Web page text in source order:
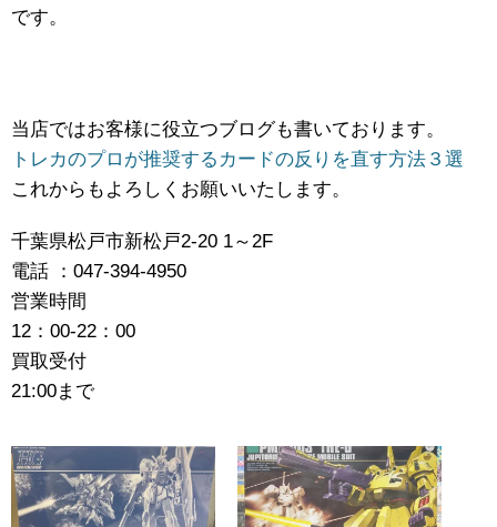
です。
当店ではお客様に役立つブログも書いております。
トレカのプロが推奨するカードの反りを直す方法３選
これからもよろしくお願いいたします。
千葉県松戸市新松戸2-20 1～2F
電話 ：047-394-4950
営業時間
12：00-22：00
買取受付
21:00まで